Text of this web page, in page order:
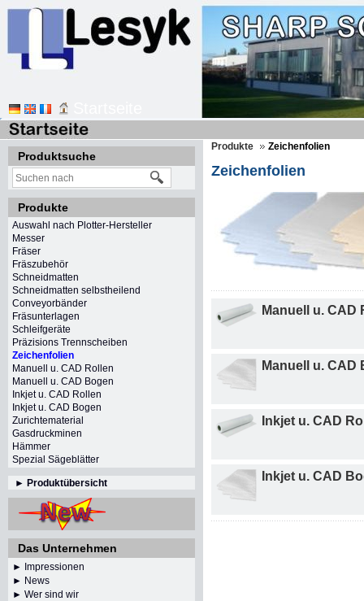
Produktsuche
Produkte
Auswahl nach Plotter-Hersteller
Messer
Fräser
Fräszubehör
Schneidmatten
Schneidmatten selbstheilend
Conveyorbänder
Fräsunterlagen
Schleifgeräte
Präzisions Trennscheiben
Zeichenfolien
Manuell u. CAD Rollen
Manuell u. CAD Bogen
Inkjet u. CAD Rollen
Inkjet u. CAD Bogen
Zurichtematerial
Gasdruckminen
Hämmer
Spezial Sägeblätter
► Produktübersicht
Das Unternehmen
► Impressionen
► News
► Wer sind wir
Produkte Zeichenfolien
Zeichenfolien
Manuell u. CAD
Manuell u. CAD
Inkjet u. CAD
Inkjet u. CAD